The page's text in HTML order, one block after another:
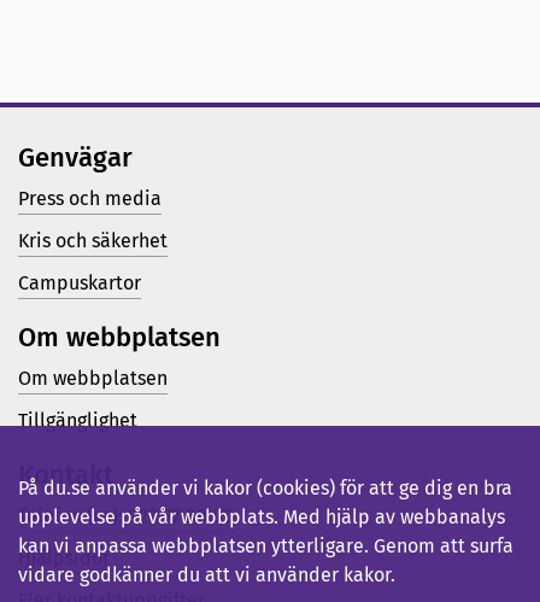
Genvägar
Press och media
Kris och säkerhet
Campuskartor
Om webbplatsen
Om webbplatsen
Tillgänglighet
Kontakt
Telefon (vx): 023-77 80 00
Hjälpsidor
På du.se använder vi kakor (cookies) för att ge dig en bra
upplevelse på vår webbplats. Med hjälp av webbanalys
kan vi anpassa webbplatsen ytterligare. Genom att surfa
vidare godkänner du att vi använder kakor.